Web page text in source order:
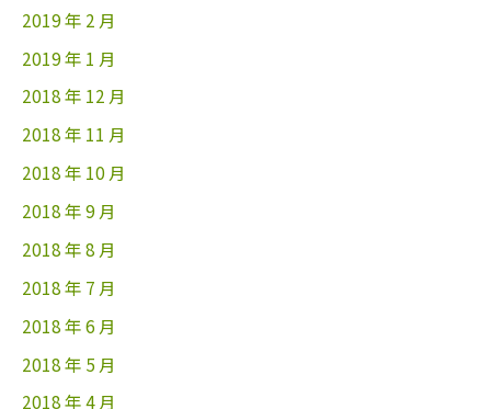
2019 年 2 月
2019 年 1 月
2018 年 12 月
2018 年 11 月
2018 年 10 月
2018 年 9 月
2018 年 8 月
2018 年 7 月
2018 年 6 月
2018 年 5 月
2018 年 4 月